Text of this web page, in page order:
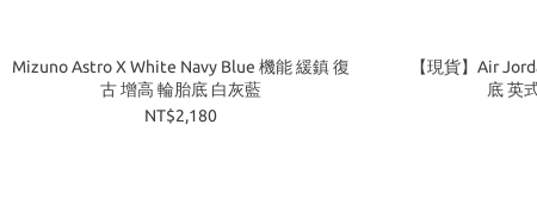
Mizuno Astro X White Navy Blue 機能 緩鎮 復
古 增高 輪胎底 白灰藍
NT$2,180
【現貨】Air
底 英